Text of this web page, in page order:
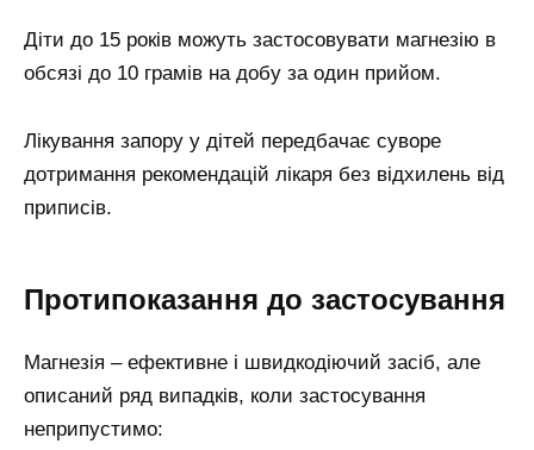
Діти до 15 років можуть застосовувати магнезію в
обсязі до 10 грамів на добу за один прийом.
Лікування запору у дітей передбачає суворе
дотримання рекомендацій лікаря без відхилень від
приписів.
Протипоказання до застосування
Магнезія – ефективне і швидкодіючий засіб, але
описаний ряд випадків, коли застосування
неприпустимо: